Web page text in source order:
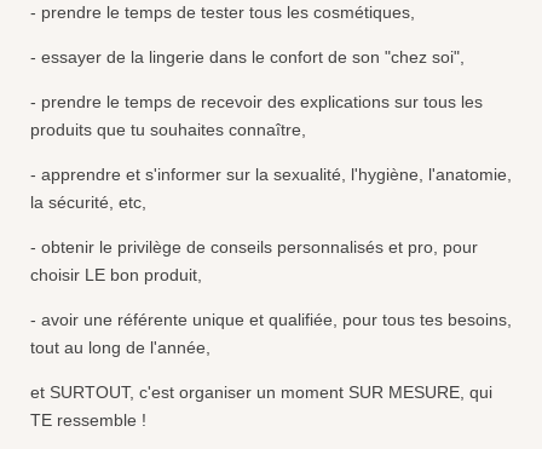
- prendre le temps de tester tous les cosmétiques,
- essayer de la lingerie dans le confort de son "chez soi",
- prendre le temps de recevoir des explications sur tous les
produits que tu souhaites connaître,
- apprendre et s'informer sur la sexualité, l'hygiène, l'anatomie,
la sécurité, etc,
- obtenir le privilège de conseils personnalisés et pro, pour
choisir LE bon produit,
- avoir une référente unique et qualifiée, pour tous tes besoins,
tout au long de l'année,
et SURTOUT, c'est organiser un moment SUR MESURE, qui
TE ressemble !